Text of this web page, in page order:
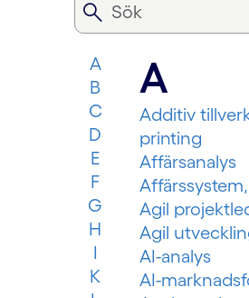
A
B
C
D
E
F
G
H
I
K
A
Additiv
printing
Affärsanalys
Agil
Agil
AI-analys
AI-